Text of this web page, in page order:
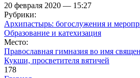
20 февраля 2020 — 15:27
Рубрики:
Архипастырь: богослужения и
Образование и катехизация
Место:
Православная гимназия во имя
Кукши, просветителя вятичей
178